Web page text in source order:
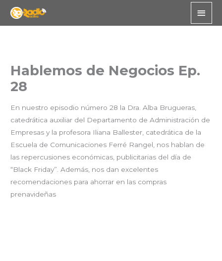
Main
Hablemos de Negocios Ep.
28
En nuestro episodio número 28 la Dra. Alba Brugueras,
catedrática auxiliar del Departamento de Administración de
Empresas y la profesora Iliana Ballester, catedrática de la
Escuela de Comunicaciones Ferré Rangel, nos hablan de
las repercusiones económicas, publicitarias del día de
“Black Friday”. Además, nos dan excelentes
recomendaciones para ahorrar en las compras
prenavideñas